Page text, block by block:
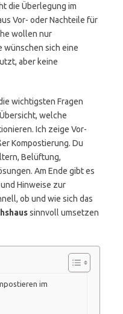
die Überlegung im
Vor- oder Nachteile für
wollen nur
wünschen sich eine
aber keine
wichtigsten Fragen
welche
Ich zeige Vor-
Kompostierung. Du
Belüftung,
Am Ende gibt es
Hinweise zur
ob und wie sich das
sinnvoll umsetzen
im